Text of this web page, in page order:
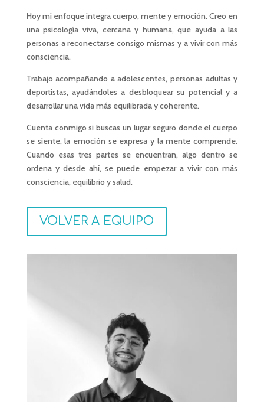
Hoy mi enfoque integra cuerpo, mente y emoción. Creo en
una psicología viva, cercana y humana, que ayuda a las
personas a reconectarse consigo mismas y a vivir con más
consciencia.
Trabajo acompañando a adolescentes, personas adultas y
deportistas, ayudándoles a desbloquear su potencial y a
desarrollar una vida más equilibrada y coherente.
Cuenta conmigo si buscas un lugar seguro donde el cuerpo
se siente, la emoción se expresa y la mente comprende.
Cuando esas tres partes se encuentran, algo dentro se
ordena y desde ahí, se puede empezar a vivir con más
consciencia, equilibrio y salud.
VOLVER A EQUIPO